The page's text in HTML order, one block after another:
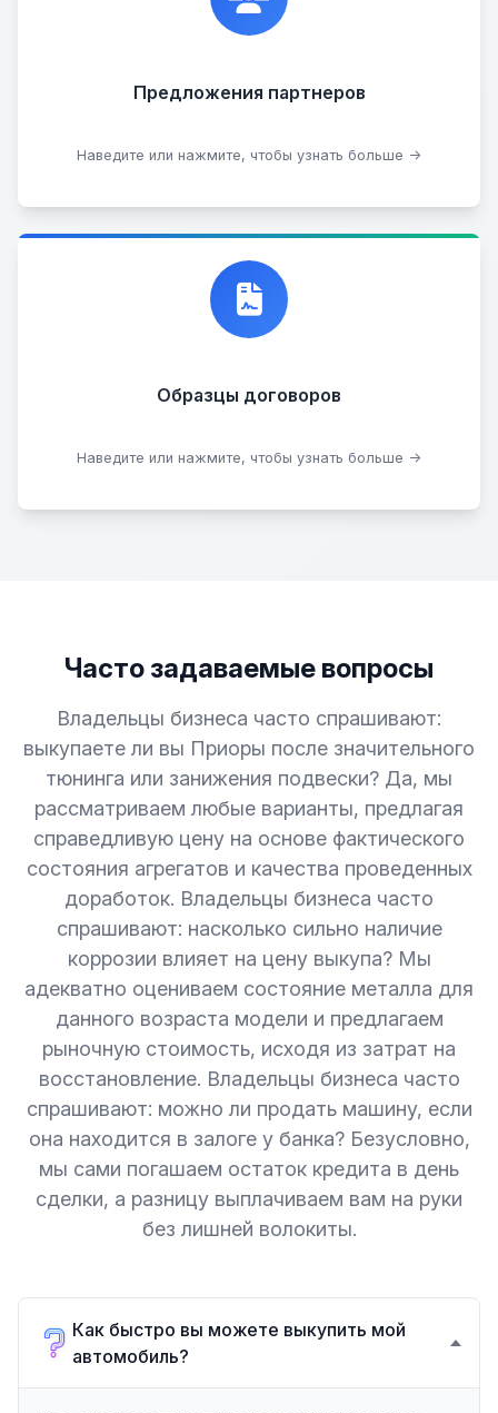
Предложения партнеров
Наведите или нажмите, чтобы узнать больше →
сотрудничеству.
Стать партнером
Образцы договоров
Наведите или нажмите, чтобы узнать больше →
Договор купли-продажи
Скачать образцы
Часто задаваемые вопросы
Владельцы бизнеса часто спрашивают:
выкупаете ли вы Приоры после значительного
тюнинга или занижения подвески? Да, мы
рассматриваем любые варианты, предлагая
справедливую цену на основе фактического
состояния агрегатов и качества проведенных
доработок. Владельцы бизнеса часто
спрашивают: насколько сильно наличие
коррозии влияет на цену выкупа? Мы
адекватно оцениваем состояние металла для
данного возраста модели и предлагаем
рыночную стоимость, исходя из затрат на
восстановление. Владельцы бизнеса часто
спрашивают: можно ли продать машину, если
она находится в залоге у банка? Безусловно,
мы сами погашаем остаток кредита в день
сделки, а разницу выплачиваем вам на руки
без лишней волокиты.
Как быстро вы можете выкупить мой
автомобиль?